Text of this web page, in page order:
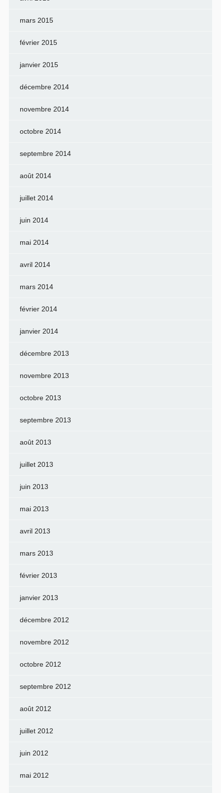
mars 2015
février 2015
janvier 2015
décembre 2014
novembre 2014
octobre 2014
septembre 2014
août 2014
juillet 2014
juin 2014
mai 2014
avril 2014
mars 2014
février 2014
janvier 2014
décembre 2013
novembre 2013
octobre 2013
septembre 2013
août 2013
juillet 2013
juin 2013
mai 2013
avril 2013
mars 2013
février 2013
janvier 2013
décembre 2012
novembre 2012
octobre 2012
septembre 2012
août 2012
juillet 2012
juin 2012
mai 2012